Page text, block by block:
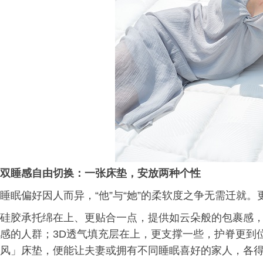
双睡感自由切换 ： 一张床垫，安放两种个性
睡眠偏好因人而异，“他”与“她”的柔软度之争无需迁就
硅胶承托绵在上、更贴合一点，提供如云朵般的包裹感
感的人群；3D透气填充层在上，更支撑一些，护脊更
风」床垫，便能让夫妻或拥有不同睡眠喜好的家人，各